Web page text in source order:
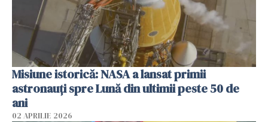
Misiune istorică: NASA a lansat primii
astronauţi spre Lună din ultimii peste 50 de
ani
02 APRILIE 2026